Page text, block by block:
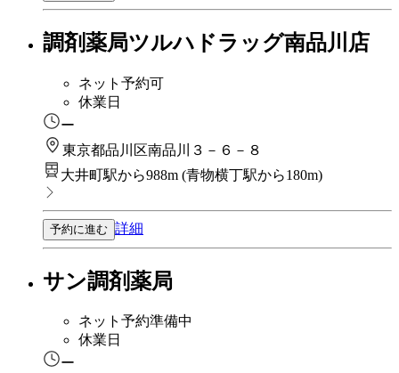
調剤薬局ツルハドラッグ南品川店
ネット予約可
休業日
ー
東京都品川区南品川３－６－８
大井町駅から988m (青物横丁駅から180m)
予約に進む 詳細
サン調剤薬局
ネット予約準備中
休業日
ー